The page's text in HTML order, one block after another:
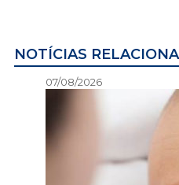
NOTÍCIAS
07/08/2026